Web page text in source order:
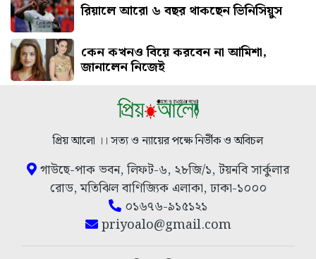
রিয়ালে আরো ৬ বছর থাকছেন ভিনিসিয়ুস
কেন কখনও বিয়ে করবেন না আমিশা,
জানালেন নিজেই
প্রিয় আলো ।। সত্য ও ন্যায়ের পক্ষে নির্ভীক ও অবিচল
গাউছে-পাক ভবন, লিফট-৬, ২৮জি/১, টয়নবি সার্কুলার
রোড, মতিঝিল বাণিজ্যিক এলাকা, ঢাকা-১০০০
০১৬৭৬-৯১৫১২১
priyoalo@gmail.com